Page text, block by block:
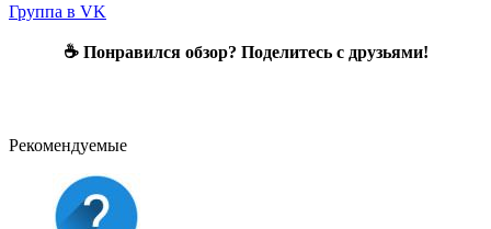
Группа в VK
☕ Понравился обзор? Поделитесь с друзьями!
Рекомендуемые